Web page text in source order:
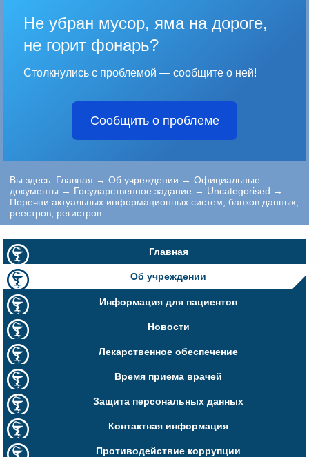
Не убран мусор, яма на дороге,
не горит фонарь?
Столкнулись с проблемой — сообщите о ней!
Сообщить о проблеме
Вы здесь: Главная →Об учреждении →Официальные
документы → Государственное задание → Uncategorised →
Перечни актуальных информационных систем, банков данных,
реестров, регистров
Главная
Об учреждении
Информация для пациентов
Новости
Лекарственное обеспечение
Время приема врачей
Защита персональных данных
Контактная информация
Противодействие коррупции